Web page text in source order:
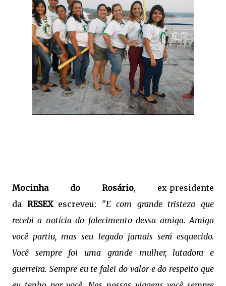
Mocinha do Rosário, ex-presidente
da RESEXescreveu: "E com grande tristeza que
recebi a notícia do falecimento dessa amiga. Amiga
você partiu, mas seu legado jamais será esquecido.
Você sempre foi uma grande mulher, lutadora e
guerreira. Sempre eu te falei do valor e do respeito que